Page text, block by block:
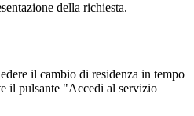
della richiesta.
il cambio di residenza in tempo
il pulsante "Accedi al servizio